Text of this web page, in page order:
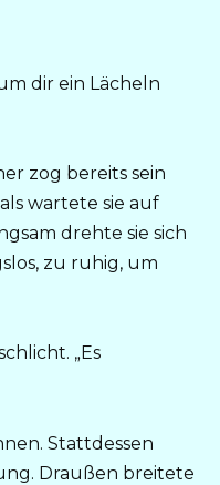
dir ein Lächeln
zog bereits sein
wartete sie auf
drehte sie sich
zu ruhig, um
„Es
Stattdessen
Draußen breitete